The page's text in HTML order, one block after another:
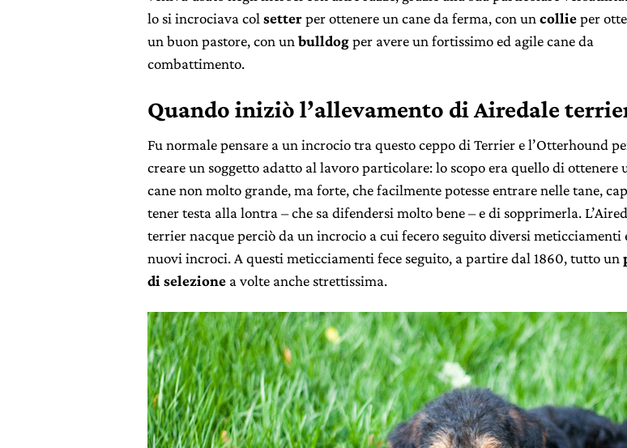
lo si incrociava col setterper ottenere un cane da ferma, con un collieper
un buon pastore, con unbulldogper avere un fortissimo ed agile cane da
combattimento.
Quando iniziò l’allevamento di Airedale
Fu normale pensare a un incrocio tra questo ceppo di Terrier e l’Otterhound
creare un soggetto adatto al lavoro particolare: lo scopo era quello di ottenere
cane non molto grande, ma forte, che facilmente potesse entrare nelle tane,
tener testa alla lontra – che sa difendersi molto bene – e di sopprimerla.
terrier nacque perciò da un incrocio a cui fecero seguito diversi meticciamenti
nuovi incroci. A questi meticciamenti fece seguito, a partire dal 1860, tutto un
di selezione a volte anche strettissima.